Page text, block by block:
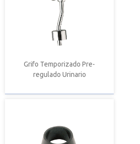
Grifo Temporizado Pre-
regulado Urinario